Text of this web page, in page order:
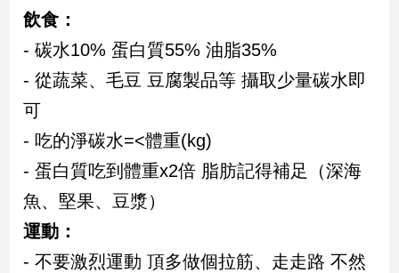
旅
遊/
美
座/
命
理
消
費
健
康/
親
飲食：
- 碳水10% 蛋白質55% 油脂35%
- 從蔬菜、毛豆 豆腐製品等 攝取少量碳水即
可
- 吃的淨碳水=<體重(kg)
- 蛋白質吃到體重x2倍 脂肪記得補足（深海
魚、堅果、豆漿）
運動：
- 不要激烈運動 頂多做個拉筋、走走路 不然